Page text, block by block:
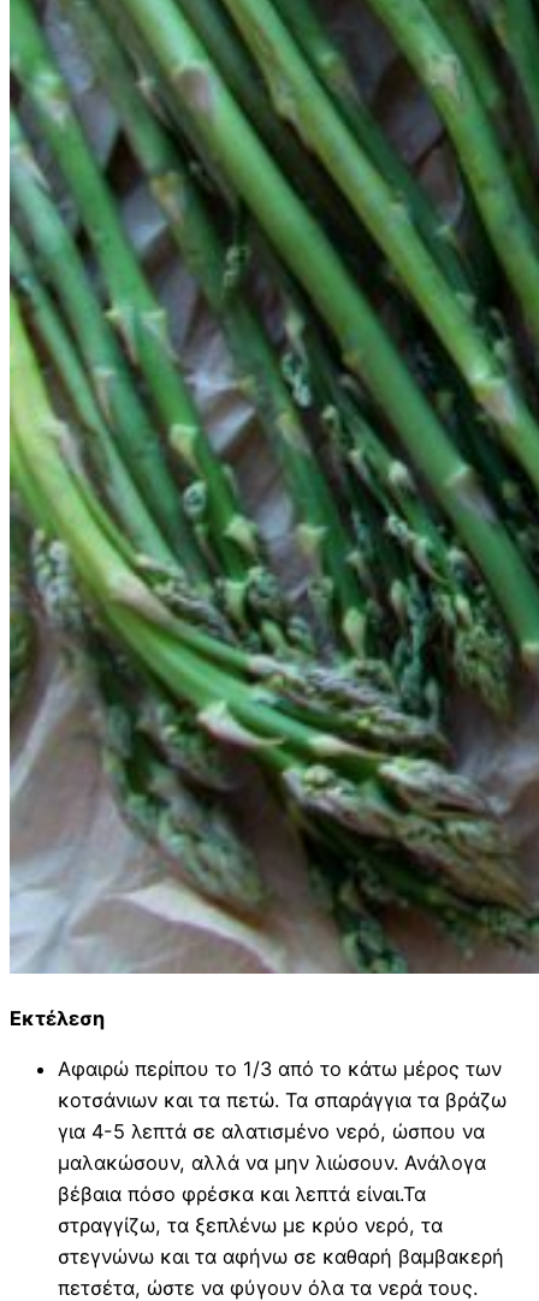
Εκτέλεση
Αφαιρώ περίπου το 1/3 από το κάτω μέρος των
κοτσάνιων και τα πετώ. Τα σπαράγγια τα βράζω
για 4-5 λεπτά σε αλατισμένο νερό, ώσπου να
μαλακώσουν, αλλά να μην λιώσουν. Ανάλογα
βέβαια πόσο φρέσκα και λεπτά είναι.Τα
στραγγίζω, τα ξεπλένω με κρύο νερό, τα
στεγνώνω και τα αφήνω σε καθαρή βαμβακερή
πετσέτα, ώστε να φύγουν όλα τα νερά τους.